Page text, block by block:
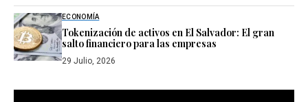
ECONOMÍA
Tokenización de activos en El Salvador: El gran
salto financiero para las empresas
29 Julio, 2026